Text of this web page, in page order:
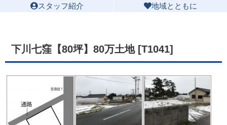
スタッフ紹介
地域とともに
下川七窪【80坪】80万土地 [T1041]